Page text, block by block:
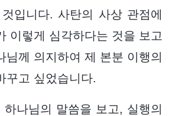
입니다. 사탄의 사상 관점에
이렇게 심각하다는 것을 보고
님께 의지하여 제 본분 이행의
꾸고 싶었습니다.
나님의 말씀을 보고, 실행의